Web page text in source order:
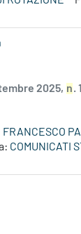
2025, n.
FRANCESCO
COMUNICATI